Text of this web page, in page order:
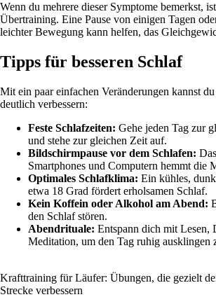
Wenn du mehrere dieser Symptome bemerkst,
Übertraining. Eine Pause von einigen Tagen
leichter Bewegung kann helfen, das
Tipps für besseren Schlaf
Mit ein paar einfachen Veränderungen kannst
deutlich verbessern:
Feste Schlafzeiten: Gehe jeden Tag zur
und stehe zur gleichen Zeit auf.
Bildschirmpause vor dem Schlafen:
Smartphones und Computern hemmt die
Optimales Schlafklima: Ein kühles,
etwa 18 Grad fördert erholsamen Schlaf.
Kein Koffein oder Alkohol am Abend:
den Schlaf stören.
Abendrituale: Entspann dich mit Lesen,
Meditation, um den Tag ruhig ausklingen
Krafttraining für Läufer: Übungen, die gezielt
Strecke verbessern